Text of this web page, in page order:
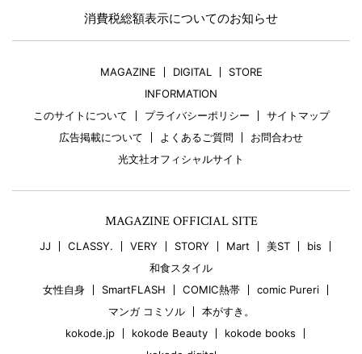
消費税総額表示についてのお知らせ
MAGAZINE DIGITAL
STORE
INFORMATION
このサイトについて
プライバシーポリシー
サイトマップ
広告掲載について
よくあるご質問
お問合わせ
光文社オフィシャルサイト
MAGAZINE OFFICIAL SITE
JJ CLASSY. VERY STORY Mart 美ST
bis
和食スタイル
女性自身
SmartFLASH COMIC熱帯
comic Pureri
マンガ コミソル
本がすき。
kokode.jp
kokode Beauty
kokode books